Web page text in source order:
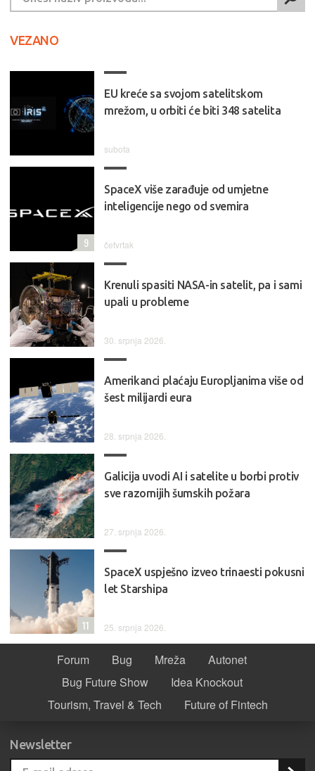
VEZANO
EU kreće sa svojom satelitskom
mrežom, u orbiti će biti 348 satelita
subota
SpaceX više zarađuje od umjetne
inteligencije nego od svemira
četvrtak
9
Krenuli spasiti NASA-in satelit, pa i sami
upali u probleme
30. srpnja 2026.
Amerikanci plaćaju Europljanima više od
šest milijardi eura
28. srpnja 2026.
Galicija uvodi AI i satelite u borbi protiv
sve razornijih šumskih požara
27. srpnja 2026.
SpaceX uspješno izveo trinaesti pokusni
let Starshipa
25. srpnja 2026.
11
Forum Bug Mreža
Autonet
Bug Future Show
Idea Knockout
Tourism, Travel & Tech
Future of Fintech
Newsletter